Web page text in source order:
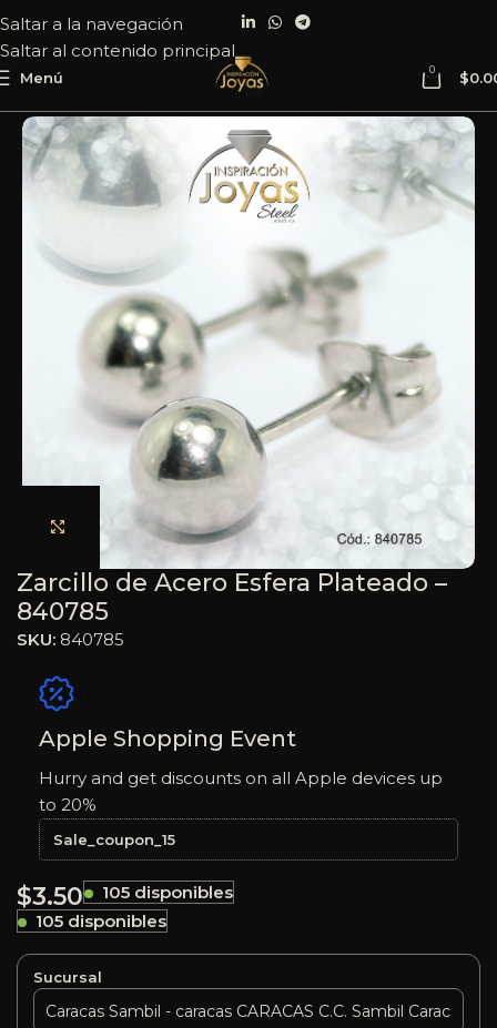
Saltar a la navegación
Saltar al contenido principal
Menú 0 $
Haga clic para ampliar
Zarcillo de Acero Esfera Plateado –
840785
SKU: 840785
Apple Shopping Event
Hurry and get discounts on all Apple devices up
to 20%
Sale_coupon_15
$3.50
105 disponibles
105 disponibles
Sucursal